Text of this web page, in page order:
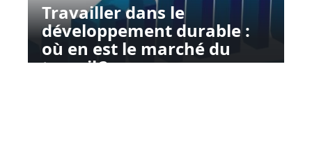
Travailler dans le
développement durable :
où en est le marché du
travail ?